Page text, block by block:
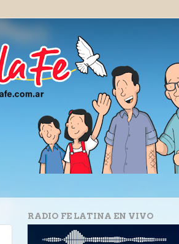
RADIO FE LATINA EN VIVO